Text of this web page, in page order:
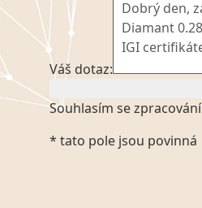
Váš dotaz:
Souhlasím se
Kliknutím na výše
platném znění
* tato pole jsou povinná